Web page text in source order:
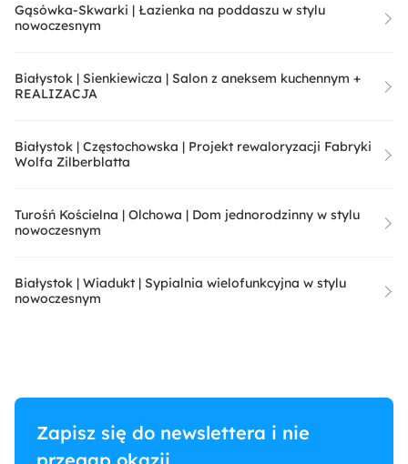
Gąsówka-Skwarki | Łazienka na poddaszu w stylu
nowoczesnym
Białystok | Sienkiewicza | Salon z aneksem kuchennym +
REALIZACJA
Białystok | Częstochowska | Projekt rewaloryzacji Fabryki
Wolfa Zilberblatta
Turośń Kościelna | Olchowa | Dom jednorodzinny w stylu
nowoczesnym
Białystok | Wiadukt | Sypialnia wielofunkcyjna w stylu
nowoczesnym
Zapisz się do newslettera i nie